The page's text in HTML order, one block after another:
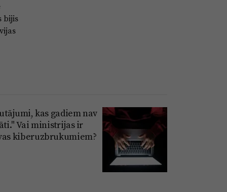
bijis
kas gadiem nav
Vai ministrijas ir
kiberuzbrukumiem?